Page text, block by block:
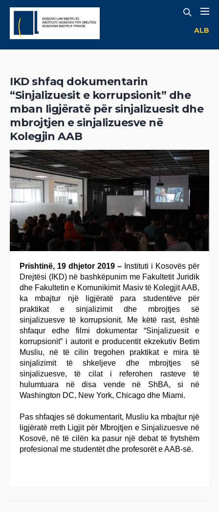
ALB
IKD shfaq dokumentarin
“Sinjalizuesit e korrupsionit” dhe
mban ligjëratë për sinjalizuesit dhe
mbrojtjen e sinjalizuesve në
Kolegjin AAB
Prishtinë, 19 dhjetor 2019 – Instituti i Kosovës për
Drejtësi (IKD) në bashkëpunim me Fakultetit Juridik
dhe Fakultetin e Komunikimit Masiv të Kolegjit AAB,
ka mbajtur një ligjëratë para studentëve për
praktikat e sinjalizimit dhe mbrojtjes së
sinjalizuesve të korrupsionit. Me këtë rast, është
shfaqur edhe filmi dokumentar “Sinjalizuesit e
korrupsionit” i autorit e producentit ekzekutiv Betim
Musliu, në të cilin tregohen praktikat e mira të
sinjalizimit të shkeljeve dhe mbrojtjes së
sinjalizuesve, të cilat i referohen rasteve të
hulumtuara në disa vende në ShBA, si në
Washington DC, New York, Chicago dhe Miami.
Pas shfaqjes së dokumentarit, Musliu ka mbajtur një
ligjëratë rreth Ligjit për Mbrojtjen e Sinjalizuesve në
Kosovë, në të cilën ka pasur një debat të frytshëm
profesional me studentët dhe profesorët e AAB-së.